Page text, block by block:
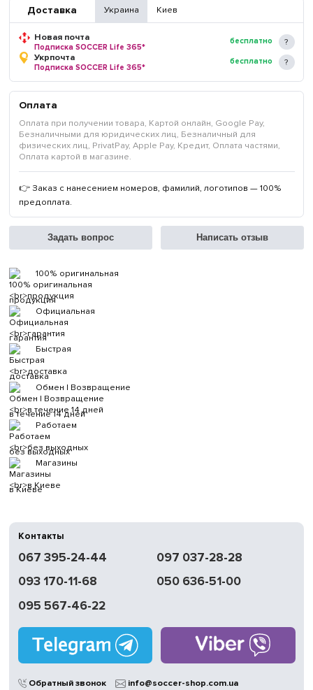
Доставка Украина Киев
Новая почта
Подписка SOCCER Life 365*
бесплатно
Укрпочта
Подписка SOCCER Life 365*
бесплатно
Оплата
Оплата при получении товара, Картой онлайн, Google Pay,
Безналичными для юридических лиц, Безналичный для
физических лиц, PrivatPay, Apple Pay, Кредит, Оплата частями,
Оплата картой в магазине.
👉 Заказ с нанесением номеров, фамилий, логотипов — 100%
предоплата.
Задать вопрос Написать отзыв
100% оригинальная
продукция
Официальная
гарантия
Быстрая
доставка
Обмен | Возвращение
в течение 14 дней
Работаем
без выходных
Магазины
в Киеве
Контакты
067 395-24-44
097 037-28-28
093 170-11-68
050 636-51-00
095 567-46-22
Обратный звонок
info@soccer-shop.com.ua